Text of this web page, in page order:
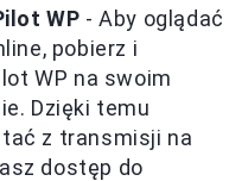
WP - Aby oglądać
pobierz i
WP na swoim
Dzięki temu
z transmisji na
dostęp do